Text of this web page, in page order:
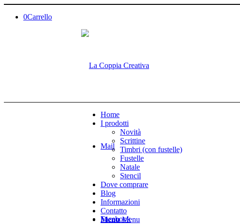
0Carrello
Mail
Facebook
Home
I prodotti
Novità
Scrittine
Timbri (con fustelle)
Fustelle
Natale
Stencil
Dove comprare
Blog
Informazioni
Contatto
Menu Menu